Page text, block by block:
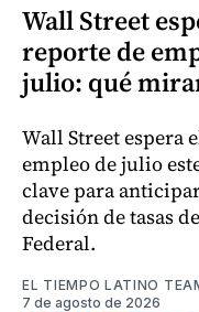
Wall Street
reporte de
julio: qué
Wall Street espera
empleo de julio
clave para
decisión de tasas
Federal.
EL TIEMPO LATINO
7 de agosto de 2026